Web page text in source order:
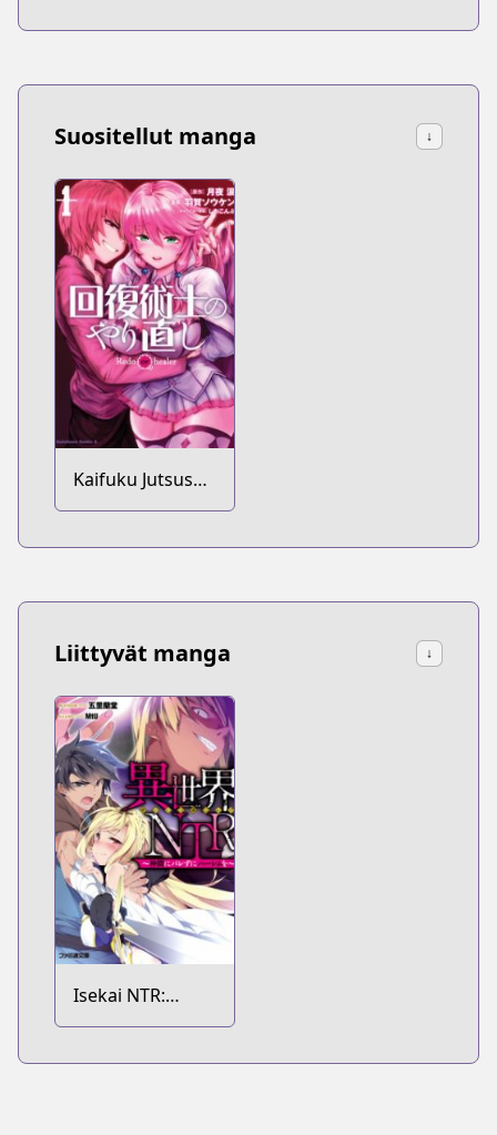
Suositellut manga ↓
Kaifuku Jutsushi
no Yarinaoshi
Liittyvät manga ↓
Isekai NTR:
Nakama ni